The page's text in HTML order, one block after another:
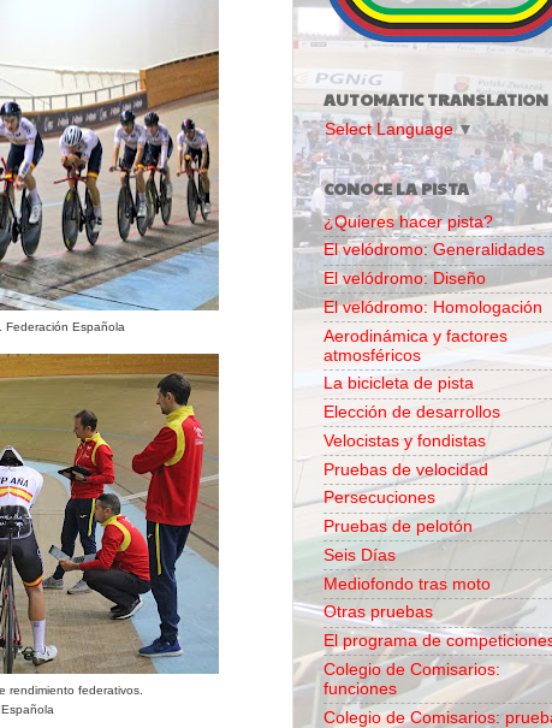
Federación Española
rendimiento federativos.
AUTOMATIC TRANSLATION
Select Language ▼
CONOCE LA PISTA
¿Quieres hacer pista?
El velódromo: Generalidades
El velódromo: Diseño
El velódromo: Homologación
Aerodinámica y factores
atmosféricos
La bicicleta de pista
Elección de desarrollos
Velocistas y fondistas
Pruebas de velocidad
Persecuciones
Pruebas de pelotón
Seis Días
Mediofondo tras moto
Otras pruebas
El programa de
Colegio de Comisarios:
funciones
Colegio de Comisarios: